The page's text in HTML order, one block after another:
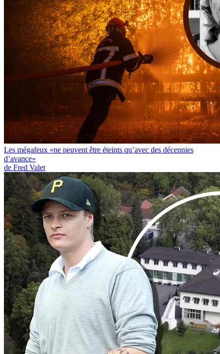
Les mégafeux «ne peuvent être éteints qu’avec des décennies
d’avance»
de Fred Valet